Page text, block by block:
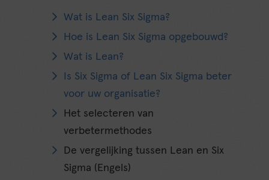
Wat is Lean Six Sigma?
Hoe is Lean Six Sigma opgebouwd?
Wat is Lean?
Is Six Sigma of Lean Six Sigma beter
voor uw organisatie?
Het selecteren van
verbetermethodes
De vergelijking tussen Lean en Six
Sigma (Engels)